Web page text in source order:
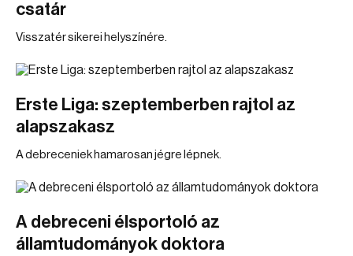
csatár
Visszatér sikerei helyszínére.
Erste Liga: szeptemberben rajtol az
alapszakasz
A debreceniek hamarosan jégre lépnek.
A debreceni élsportoló az
államtudományok doktora